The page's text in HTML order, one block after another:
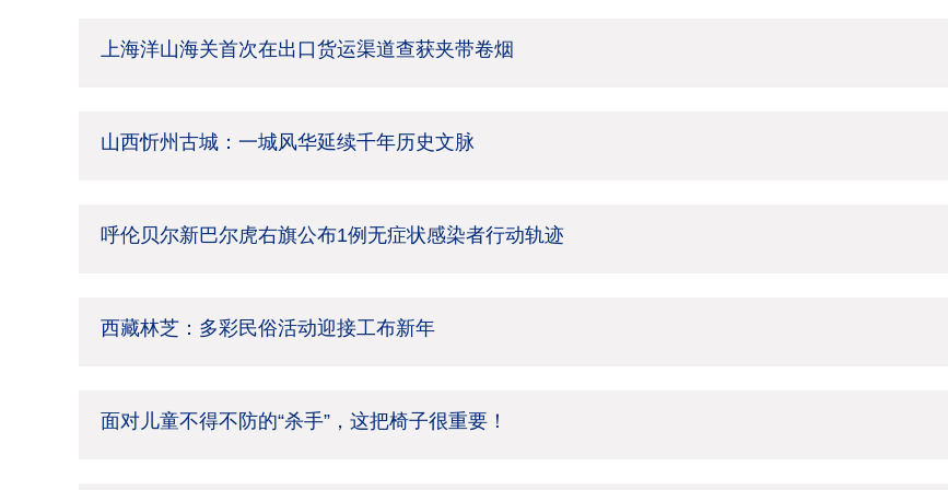
上海洋山海关首次在出口货运渠道查获夹带卷烟
山西忻州古城：一城风华延续千年历史文脉
呼伦贝尔新巴尔虎右旗公布1例无症状感染者行动轨迹
西藏林芝：多彩民俗活动迎接工布新年
面对儿童不得不防的“杀手”，这把椅子很重要！